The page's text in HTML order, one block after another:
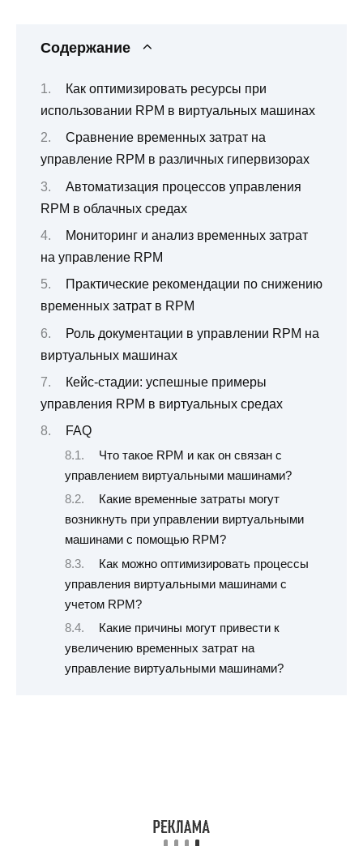
Содержание
Как оптимизировать ресурсы при
использовании RPM в виртуальных машинах
Сравнение временных затрат на
управление RPM в различных гипервизорах
Автоматизация процессов управления
RPM в облачных средах
Мониторинг и анализ временных затрат
на управление RPM
Практические рекомендации по снижению
временных затрат в RPM
Роль документации в управлении RPM на
виртуальных машинах
Кейс-стадии: успешные примеры
управления RPM в виртуальных средах
FAQ
Что такое RPM и как он связан с
управлением виртуальными машинами?
Какие временные затраты могут
возникнуть при управлении виртуальными
машинами с помощью RPM?
Как можно оптимизировать процессы
управления виртуальными машинами с
учетом RPM?
Какие причины могут привести к
увеличению временных затрат на
управление виртуальными машинами?